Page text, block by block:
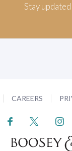
Stay
CAREERS